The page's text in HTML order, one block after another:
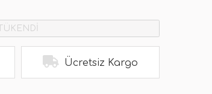
TÜKENDİ
Ücretsiz Kargo